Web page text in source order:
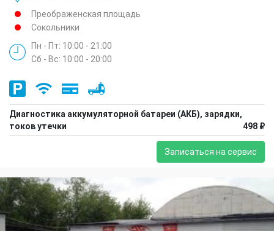
Преображенская площадь
Сокольники
Пн - Пт: 10:00 - 21:00
Сб - Вс: 10:00 - 20:00
Диагностика аккумуляторной батареи (АКБ), зарядки,
токов утечки
498 ₽
Записаться на сервис